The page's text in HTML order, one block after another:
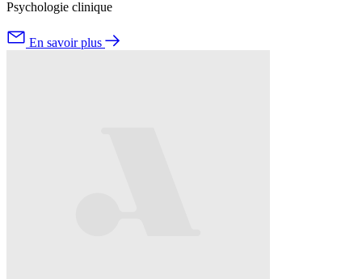
Psychologie clinique
En savoir plus